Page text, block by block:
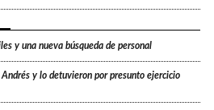
y una nueva búsqueda de personal
y lo detuvieron por presunto ejercicio